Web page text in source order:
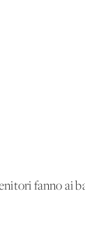
fanno ai